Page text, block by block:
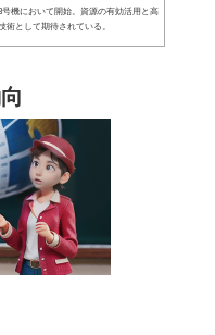
機において開始。資源の有効活用と高
術として期待されている。